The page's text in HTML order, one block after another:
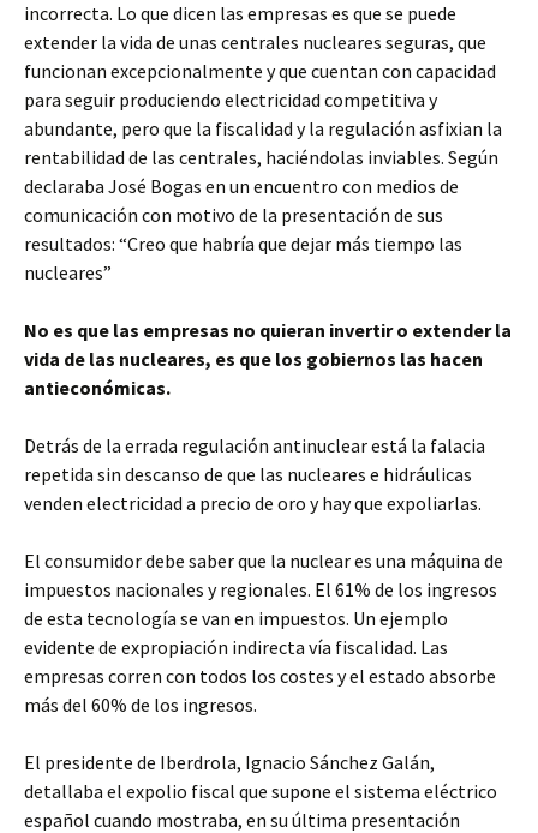
incorrecta. Lo que dicen las empresas es que se puede
extender la vida de unas centrales nucleares seguras, que
funcionan excepcionalmente y que cuentan con capacidad
para seguir produciendo electricidad competitiva y
abundante, pero que la fiscalidad y la regulación asfixian la
rentabilidad de las centrales, haciéndolas inviables. Según
declaraba José Bogas en un encuentro con medios de
comunicación con motivo de la presentación de sus
resultados: “Creo que habría que dejar más tiempo las
nucleares”
No es que las empresas no quieran invertir o extender la
vida de las nucleares, es que los gobiernos las hacen
antieconómicas.
Detrás de la errada regulación antinuclear está la falacia
repetida sin descanso de que las nucleares e hidráulicas
venden electricidad a precio de oro y hay que expoliarlas.
El consumidor debe saber que la nuclear es una máquina de
impuestos nacionales y regionales. El 61% de los ingresos
de esta tecnología se van en impuestos. Un ejemplo
evidente de expropiación indirecta vía fiscalidad. Las
empresas corren con todos los costes y el estado absorbe
más del 60% de los ingresos.
El presidente de Iberdrola, Ignacio Sánchez Galán,
detallaba el expolio fiscal que supone el sistema eléctrico
español cuando mostraba, en su última presentación